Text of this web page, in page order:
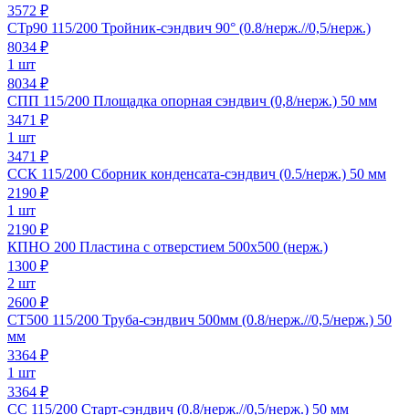
3572 ₽
СТр90 115/200 Тройник-сэндвич 90° (0.8/нерж.//0,5/нерж.)
8034 ₽
1 шт
8034 ₽
СПП 115/200 Площадка опорная сэндвич (0,8/нерж.) 50 мм
3471 ₽
1 шт
3471 ₽
ССК 115/200 Сборник конденсата-сэндвич (0.5/нерж.) 50 мм
2190 ₽
1 шт
2190 ₽
КПНО 200 Пластина с отверстием 500х500 (нерж.)
1300 ₽
2 шт
2600 ₽
СТ500 115/200 Труба-сэндвич 500мм (0.8/нерж.//0,5/нерж.) 50
мм
3364 ₽
1 шт
3364 ₽
СС 115/200 Старт-сэндвич (0.8/нерж.//0,5/нерж.) 50 мм